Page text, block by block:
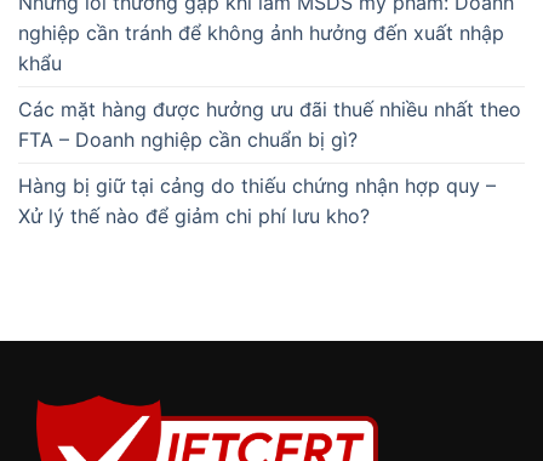
nghiệp cần tránh để không ảnh hưởng đến xuất nhập
khẩu
Các mặt hàng được hưởng ưu đãi thuế nhiều nhất theo
FTA – Doanh nghiệp cần chuẩn bị gì?
Hàng bị giữ tại cảng do thiếu chứng nhận hợp quy –
Xử lý thế nào để giảm chi phí lưu kho?